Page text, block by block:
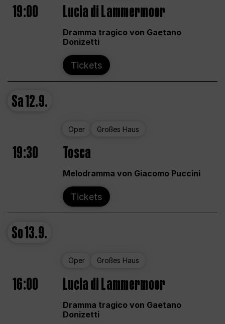
19:00 Lucia di Lammermoor
Dramma tragico von Gaetano
Donizetti
Tickets
Sa12.9.
Oper Großes Haus
19:30 Tosca
Melodramma von Giacomo Puccini
Tickets
So13.9.
Oper Großes Haus
16:00 Lucia di Lammermoor
Dramma tragico von Gaetano
Donizetti